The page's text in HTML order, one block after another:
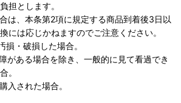
担とします。
は、本条第2項に規定する商品到着後3日以
には応じかねますのでご注意ください。
・破損した場合。
ある場合を除き、一般的に見て看過でき
。
された場合。